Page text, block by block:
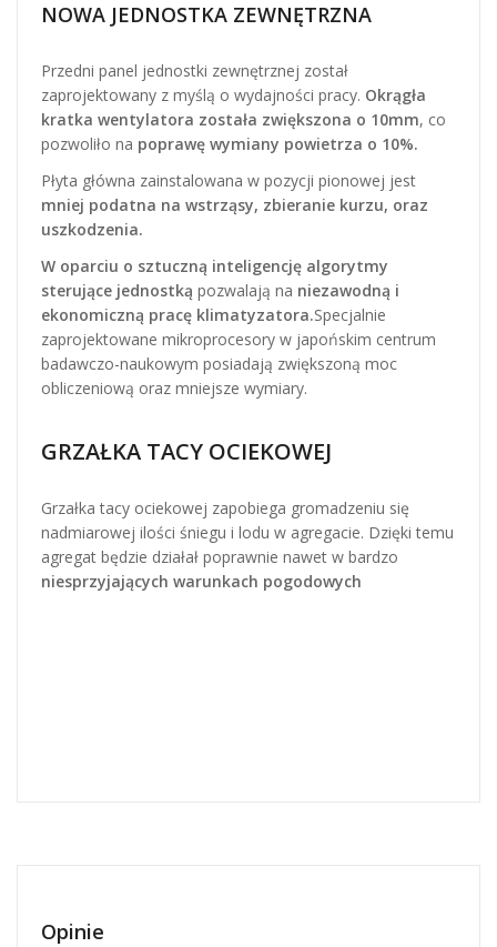
NOWA JEDNOSTKA ZEWNĘTRZNA
Przedni panel jednostki zewnętrznej został
zaprojektowany z myślą o wydajności pracy. Okrągła
kratka wentylatora została zwiększona o 10mm, co
pozwoliło na poprawę wymiany powietrza o 10%.
Płyta główna zainstalowana w pozycji pionowej jest
mniej podatna na wstrząsy, zbieranie kurzu, oraz
uszkodzenia.
W oparciu o sztuczną inteligencję algorytmy
sterujące jednostką pozwalają na niezawodną i
ekonomiczną pracę klimatyzatora.Specjalnie
zaprojektowane mikroprocesory w japońskim centrum
badawczo-naukowym posiadają zwiększoną moc
obliczeniową oraz mniejsze wymiary.
GRZAŁKA TACY OCIEKOWEJ
Grzałka tacy ociekowej zapobiega gromadzeniu się
nadmiarowej ilości śniegu i lodu w agregacie. Dzięki temu
agregat będzie działał poprawnie nawet w bardzo
niesprzyjających warunkach pogodowych
Opinie